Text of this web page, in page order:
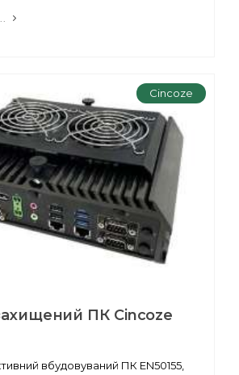
Cincoze
ПК Cincoze
вбудовуваний ПК EN50155,